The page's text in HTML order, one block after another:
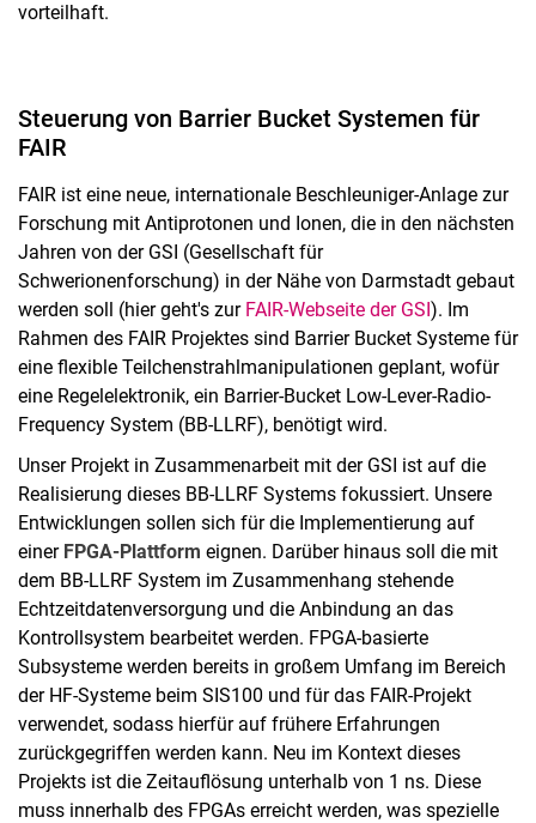
vorteilhaft.
Steuerung von Barrier Bucket Systemen für
FAIR
FAIR ist eine neue, internationale Beschleuniger-Anlage zur
Forschung mit Antiprotonen und Ionen, die in den nächsten
Jahren von der GSI (Gesellschaft für
Schwerionenforschung) in der Nähe von Darmstadt gebaut
werden soll (hier geht's zur FAIR-Webseite der GSI). Im
Rahmen des FAIR Projektes sind Barrier Bucket Systeme für
eine flexible Teilchenstrahlmanipulationen geplant, wofür
eine Regelelektronik, ein Barrier-Bucket Low-Lever-Radio-
Frequency System (BB-LLRF), benötigt wird.
Unser Projekt in Zusammenarbeit mit der GSI ist auf die
Realisierung dieses BB-LLRF Systems fokussiert. Unsere
Entwicklungen sollen sich für die Implementierung auf
einer FPGA-Plattform eignen. Darüber hinaus soll die mit
dem BB-LLRF System im Zusammenhang stehende
Echtzeitdatenversorgung und die Anbindung an das
Kontrollsystem bearbeitet werden. FPGA-basierte
Subsysteme werden bereits in großem Umfang im Bereich
der HF-Systeme beim SIS100 und für das FAIR-Projekt
verwendet, sodass hierfür auf frühere Erfahrungen
zurückgegriffen werden kann. Neu im Kontext dieses
Projekts ist die Zeitauflösung unterhalb von 1 ns. Diese
muss innerhalb des FPGAs erreicht werden, was spezielle